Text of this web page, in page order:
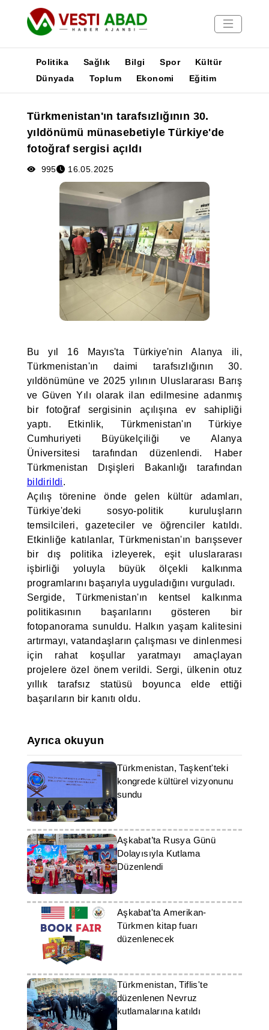
Yayınlar
Medya
Poster
Politika Sağlık Bilgi Spor
Kültür
Dünyada
Toplum Ekonomi Eğitim
Türkmenistan'ın tarafsızlığının 30.
yıldönümü münasebetiyle Türkiye'de
fotoğraf sergisi açıldı
995 16.05.2025
Bu yıl 16 Mayıs'ta Türkiye'nin Alanya ili,
Türkmenistan'ın daimi tarafsızlığının 30.
yıldönümüne ve 2025 yılının Uluslararası Barış
ve Güven Yılı olarak ilan edilmesine adanmış
bir fotoğraf sergisinin açılışına ev sahipliği
yaptı. Etkinlik, Türkmenistan'ın Türkiye
Cumhuriyeti Büyükelçiliği ve Alanya
Üniversitesi tarafından düzenlendi. Haber
Türkmenistan Dışişleri Bakanlığı tarafından
bildirildi.
Açılış törenine önde gelen kültür adamları,
Türkiye'deki sosyo-politik kuruluşların
temsilcileri, gazeteciler ve öğrenciler katıldı.
Etkinliğe katılanlar, Türkmenistan'ın barışsever
bir dış politika izleyerek, eşit uluslararası
işbirliği yoluyla büyük ölçekli kalkınma
programlarını başarıyla uyguladığını vurguladı.
Sergide, Türkmenistan'ın kentsel kalkınma
politikasının başarılarını gösteren bir
fotopanorama sunuldu. Halkın yaşam kalitesini
artırmayı, vatandaşların çalışması ve dinlenmesi
için rahat koşullar yaratmayı amaçlayan
projelere özel önem verildi. Sergi, ülkenin otuz
yıllık tarafsız statüsü boyunca elde ettiği
başarıların bir kanıtı oldu.
Ayrıca okuyun
Türkmenistan, Taşkent'teki
kongrede kültürel vizyonunu
sundu
Aşkabat’ta Rusya Günü
Dolayısıyla Kutlama
Düzenlendi
Aşkabat'ta Amerikan-
Türkmen kitap fuarı
düzenlenecek
Türkmenistan, Tiflis'te
düzenlenen Nevruz
kutlamalarına katıldı